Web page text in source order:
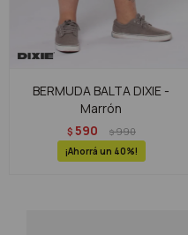
BERMUDA BALTA DIXIE -
Marrón
$ 590 $990
40